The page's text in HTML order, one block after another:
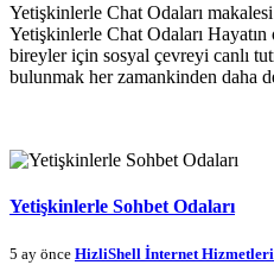
Yetişkinlerle Chat Odaları
Yetişkinlerle Chat Odaları Hayatın
bireyler için sosyal çevreyi canlı
bulunmak her zamankinden daha
Yetişkinlerle Sohbet Odaları
5 ay önce HizliShell İnternet Hizmetleri